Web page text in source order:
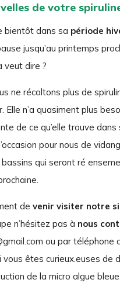
de votre
bientôt dans sa période
jusqu’au printemps
veut dire ?
ne récoltons plus de
Elle n’a quasiment plus
de ce qu’elle trouve dans
pour nous de
qui seront ré
de venir visiter notre
n’hésitez pas à nous
ou par téléphone
vous êtes curieux.euses de
de la micro algue